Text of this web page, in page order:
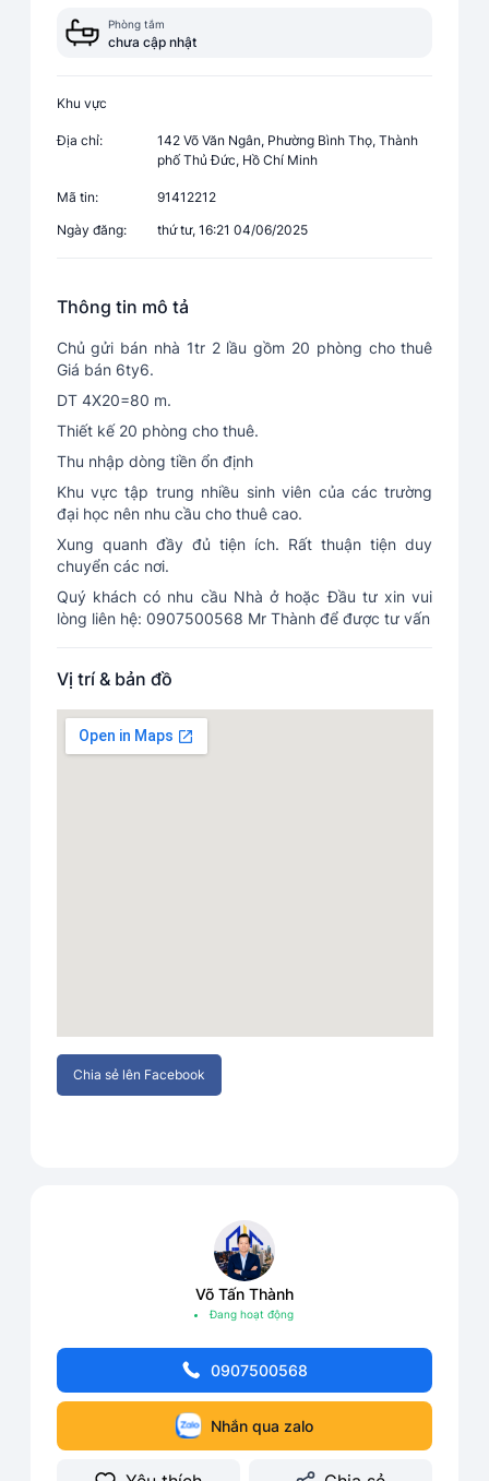
Phòng tắm
chưa cập nhật
Khu vực
Địa chỉ:
142 Võ Văn Ngân, Phường Bình Thọ, Thành
phố Thủ Đức, Hồ Chí Minh
Mã tin:
91412212
Ngày đăng:
thứ tư, 16:21 04/06/2025
Thông tin mô tả
Chủ gửi bán nhà 1tr 2 lầu gồm 20 phòng cho thuê
Giá bán 6ty6.
DT 4X20=80 m.
Thiết kế 20 phòng cho thuê.
Thu nhập dòng tiền ổn định
Khu vực tập trung nhiều sinh viên của các trường
đại học nên nhu cầu cho thuê cao.
Xung quanh đầy đủ tiện ích. Rất thuận tiện duy
chuyển các nơi.
Quý khách có nhu cầu Nhà ở hoặc Đầu tư xin vui
lòng liên hệ: 0907500568 Mr Thành để được tư vấn
Vị trí & bản đồ
Chia sẻ lên Facebook
Võ Tấn Thành
Đang hoạt động
0907500568
Nhắn qua zalo